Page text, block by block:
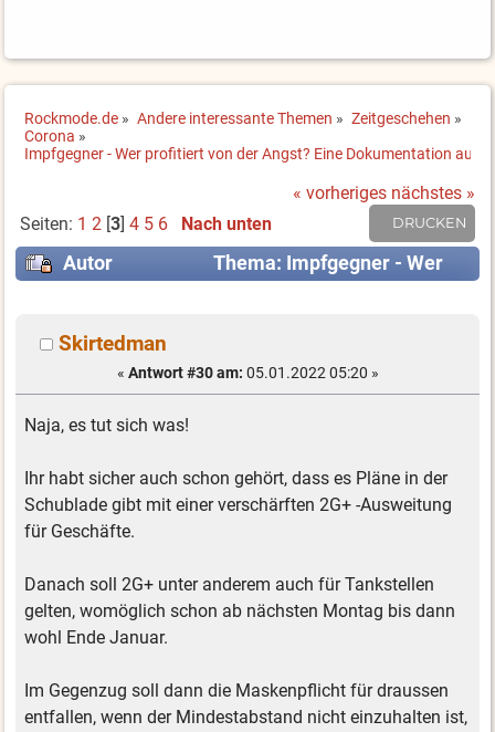
Rockmode.de » Andere interessante Themen » Zeitgeschehen »
Corona »
Impfgegner - Wer profitiert von der Angst? Eine Dokumentation auf
« vorheriges nächstes »
DRUCKEN
Seiten: 1 2[3] 4 5 6 Nach unten
Autor
Thema: Impfgegner - Wer
arte (Gelesen 64066 mal)
Skirtedman
« Antwort #30 am: 05.01.2022 05:20 »
Naja, es tut sich was!
Ihr habt sicher auch schon gehört, dass es Pläne in der
Schublade gibt mit einer verschärften 2G+ -Ausweitung
für Geschäfte.
Danach soll 2G+ unter anderem auch für Tankstellen
gelten, womöglich schon ab nächsten Montag bis dann
wohl Ende Januar.
Im Gegenzug soll dann die Maskenpflicht für draussen
entfallen, wenn der Mindestabstand nicht einzuhalten ist,